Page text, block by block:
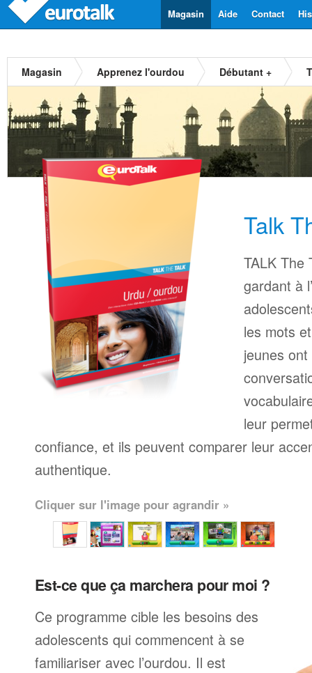
Contact
Aide
Magasin
Magasin Apprenez l'ourdou Débutant +
Talk
TALK The
gardant à
les mots
jeunes
leur
confiance, et ils peuvent comparer leur
authentique.
Cliquer sur l'image pour agrandir »
Est-ce que ça marchera pour moi ?
Ce programme cible les besoins des
adolescents qui commencent à se
familiariser avec l’ourdou. Il est